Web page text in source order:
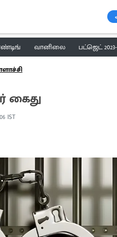
வானிலை பட்ஜெட்
கைது
IST